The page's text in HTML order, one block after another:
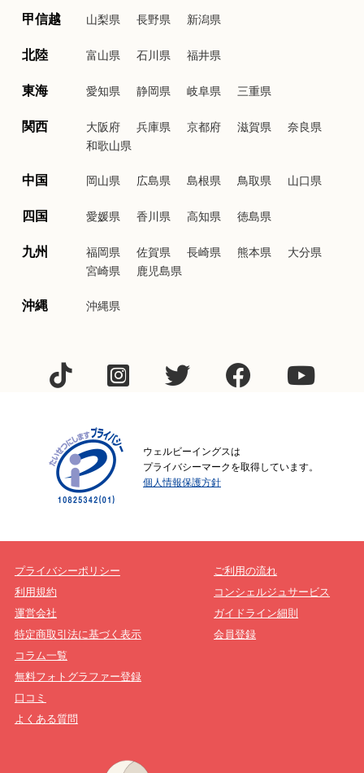
甲信越 山梨県 長野県 新潟県
北陸 富山県 石川県 福井県
東海 愛知県 静岡県 岐阜県 三重県
関西 大阪府 兵庫県 京都府 滋賀県
奈良県
和歌山県
中国 岡山県 広島県 島根県 鳥取県 山口県
四国 愛媛県 香川県 高知県 徳島県
九州 福岡県 佐賀県 長崎県 熊本県
大分県
宮崎県
鹿児島県
沖縄 沖縄県
ウェルビーイングスは
プライバシーマークを取得しています。
個人情報保護方針
プライバシーポリシー
利用規約
運営会社
特定商取引法に基づく表示
ご利用の流れ
コンシェルジュサービス
ガイドライン細則
会員登録
コラム一覧
無料フォトグラファー登録
口コミ
よくある質問